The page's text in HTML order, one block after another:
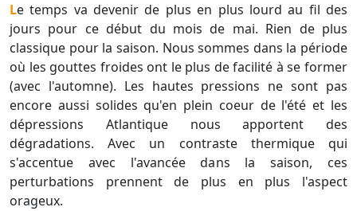
Le temps va devenir de plus en plus lourd au fil des
jours pour ce début du mois de mai. Rien de plus
classique pour la saison. Nous sommes dans la période
où les gouttes froides ont le plus de facilité à se former
(avec l'automne). Les hautes pressions ne sont pas
encore aussi solides qu'en plein coeur de l'été et les
dépressions Atlantique nous apportent des
dégradations. Avec un contraste thermique qui
s'accentue avec l'avancée dans la saison, ces
perturbations prennent de plus en plus l'aspect
orageux.